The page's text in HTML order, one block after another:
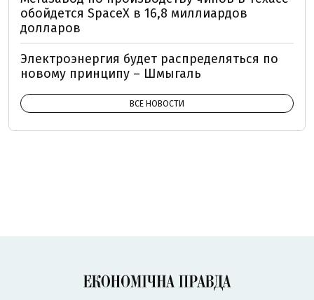
обойдется SpaceX в 16,8 миллиардов
долларов
Электроэнергия будет распределяться по
новому принципу – Шмыгаль
ВСЕ НОВОСТИ